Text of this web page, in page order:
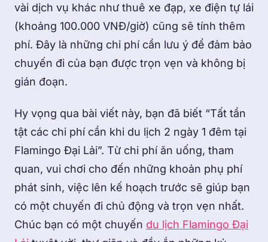
vài dịch vụ khác như thuê xe đạp, xe điện tự lái
(khoảng 100.000 VNĐ/giờ) cũng sẽ tính thêm
phí. Đây là những chi phí cần lưu ý để đảm bảo
chuyến đi của bạn được trọn vẹn và không bị
gián đoạn.
Hy vọng qua bài viết này, bạn đã biết “Tất tần
tật các chi phí cần khi du lịch 2 ngày 1 đêm tại
Flamingo Đại Lải”. Từ chi phí ăn uống, tham
quan, vui chơi cho đến những khoản phụ phí
phát sinh, việc lên kế hoạch trước sẽ giúp bạn
có một chuyến đi chủ động và trọn vẹn nhất.
Chúc bạn có một chuyến du lịch Flamingo Đại